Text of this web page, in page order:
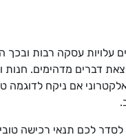
עסקה רבות ובכך
דברים מדהימים.
אם ניקח לדוגמה
לסדר לכם תנאי רכישה